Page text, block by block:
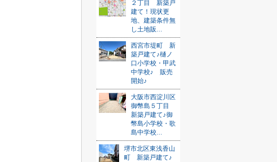
２丁目 新築戸
建て！現状更
地、建築条件無
し土地販...
西宮市堤町 新
築戸建て♪樋ノ
口小学校・甲武
中学校♪ 販売
開始♪
大阪市西淀川区
御幣島５丁目
新築戸建て♪御
幣島小学校・歌
島中学校...
堺市北区東浅香山
町 新築戸建て♪